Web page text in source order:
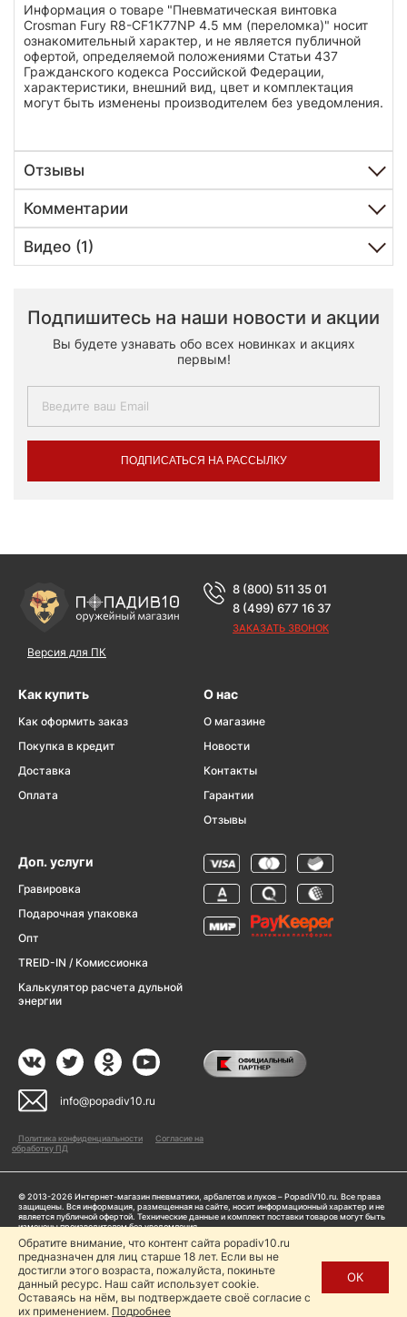
Информация о товаре "Пневматическая винтовка
Crosman Fury R8-CF1K77NP 4.5 мм (переломка)" носит
ознакомительный характер, и не является публичной
офертой, определяемой положениями Статьи 437
Гражданского кодекса Российской Федерации,
характеристики, внешний вид, цвет и комплектация
могут быть изменены производителем без уведомления.
Отзывы
Комментарии
Видео (1)
Подпишитесь на наши новости и акции
Вы будете узнавать обо всех новинках и акциях
первым!
ПОДПИСАТЬСЯ НА РАССЫЛКУ
Версия для ПК
8 (800) 511 35 01
8 (499) 677 16 37
ЗАКАЗАТЬ ЗВОНОК
Как купить
Как оформить заказ
Покупка в кредит
Доставка
Оплата
О нас
О магазине
Новости
Контакты
Гарантии
Отзывы
Доп. услуги
Гравировка
Подарочная упаковка
Опт
TREID-IN / Комиссионка
Калькулятор расчета дульной
энергии
info@popadiv10.ru
Политика конфиденциальности
Согласие на
обработку ПД
© 2013-2026 Интернет-магазин пневматики, арбалетов и луков – PopadiV10.ru. Все права
защищены. Вся информация, размещенная на сайте, носит информационный характер и не
является публичной офертой. Технические данные и комплект поставки товаров могут быть
изменены производителем без уведомления
Пользуясь сайтом Popadiv10.ru, пользователь автоматически соглашается с условиями,
прописанными в
Политике конфиденциальности
Копирование любой информации (тексты, фото, видео и др.) с сайта Popadiv10 запрещено,
за исключением наличия письменного согласия администрации сайта Popadiv10.
Обратите внимание, что контент сайта popadiv10.ru
предназначен для лиц старше 18 лет. Если вы не
достигли этого возраста, пожалуйста, покиньте
данный ресурс. Наш сайт использует cookie.
Оставаясь на нём, вы подтверждаете своё согласие с
их применением. Подробнее
ОК